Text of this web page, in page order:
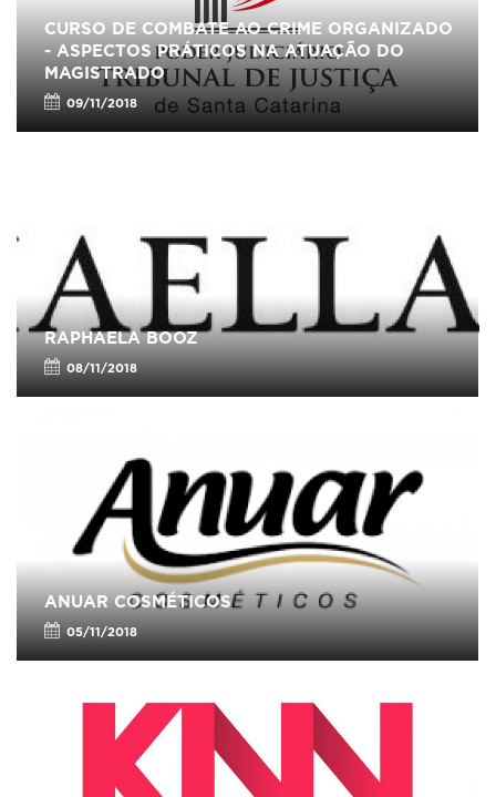
CURSO DE COMBATE AO CRIME ORGANIZADO
- ASPECTOS PRÁTICOS NA ATUAÇÃO DO
MAGISTRADO
09/11/2018
RAPHAELA BOOZ
08/11/2018
ANUAR COSMÉTICOS
05/11/2018